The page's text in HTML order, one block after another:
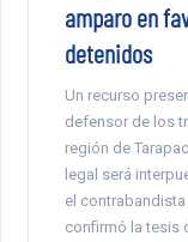
amparo en
detenidos
Un recurso
defensor de los
región de
legal será
el
confirmó la tesis